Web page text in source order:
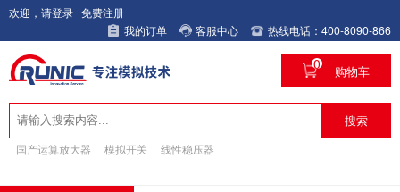
欢迎，请登录 免费注册
我的订单
客服中心 热线电话：400-8090-866
搜索
国产运算放大器 模拟开关 线性稳压器
0 购物车